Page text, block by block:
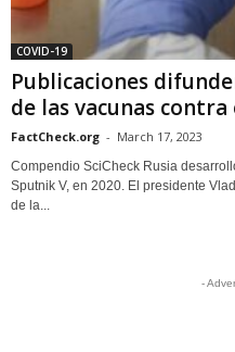
COVID-19
Publicaciones
de las vacunas contra
FactCheck.org - March 17, 2023
Compendio SciCheck Rusia
Sputnik V, en 2020. El presidente
de la...
-